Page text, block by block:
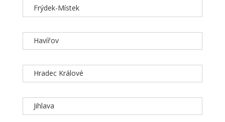
Frýdek-Místek
Havířov
Hradec Králové
Jihlava